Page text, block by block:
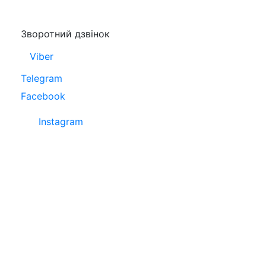
Зворотний дзвінок
Viber
Telegram
Facebook
Instagram